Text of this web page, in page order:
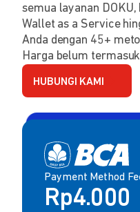
semua layanan
Wallet as a Service
Anda dengan 45+
Harga belum
HUBUNGI KAMI
Payment Method
Rp4.000
Payment Method Fee
2,80% +